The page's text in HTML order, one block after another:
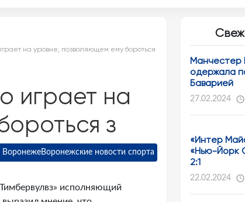
на уровне, позволяющем ему бороться
играет на
з
ВоронежеВоронежские новости спорта
исполняющий
одержала
Баварией
27.02.2024
«Интер
«Нью-Йорк
2:1
22.02.2024